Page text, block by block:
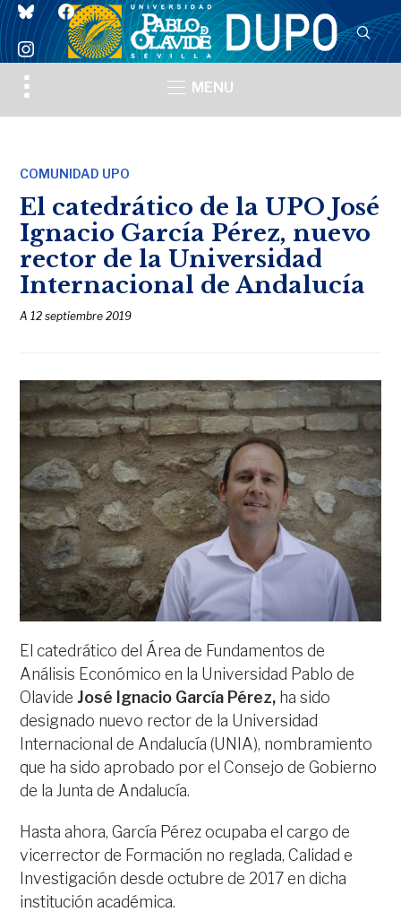
blueskyfacebook
instagram
Toggle
sidebar
MENU
COMUNIDAD UPO
El catedrático de la UPO José
Ignacio García Pérez, nuevo
rector de la Universidad
Internacional de Andalucía
A12 septiembre 2019
El catedrático del Área de Fundamentos de
Análisis Económico en la Universidad Pablo de
Olavide José Ignacio García Pérez, ha sido
designado nuevo rector de la Universidad
Internacional de Andalucía (UNIA), nombramiento
que ha sido aprobado por el Consejo de Gobierno
de la Junta de Andalucía.
Hasta ahora, García Pérez ocupaba el cargo de
vicerrector de Formación no reglada, Calidad e
Investigación desde octubre de 2017 en dicha
institución académica.